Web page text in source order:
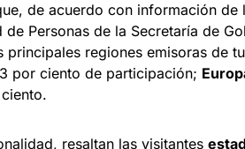
de acuerdo con información
de Personas de la Secretaría de
principales regiones emisoras de
por ciento de participación;
resaltan las visitantes